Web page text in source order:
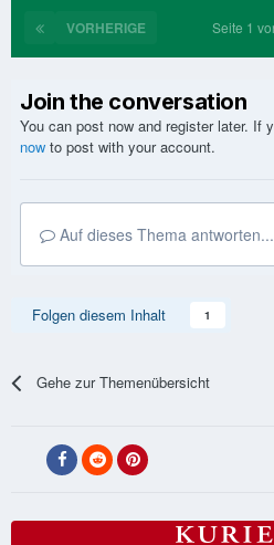
VORHERIGE Seite 1
Join the conversation
You can post now and register later. If
now to post with your account.
Auf dieses Thema antworten...
Folgen diesem Inhalt 1
Gehe zur Themenübersicht